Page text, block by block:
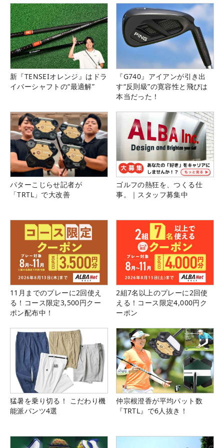
新『TENSEIオレンジ』はドラ
イバーシャフトの“最適解”
『G740』アイアンが引き出
す“反則級”の寛容性と飛びは
本当だった！
パターこじらせ記者が
「TRTL」で大改善
ゴルフの熱狂を、つくる仕
事。｜スタッフ募集中
11月までのプレーに2回使え
る！コース限定3,500円クー
ポン配布中！
2組7名以上のプレーに2回使
える！コース限定4,000円ク
ーポン
猛暑を乗り切る！ こだわり機
能派パンツ4選
仲宗根澄香が平均パット数
『TRTL』で6人抜き！